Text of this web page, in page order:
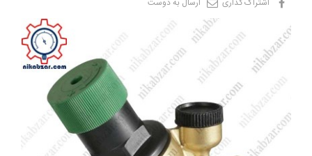
اشتراک گذاری ارسال به دوست